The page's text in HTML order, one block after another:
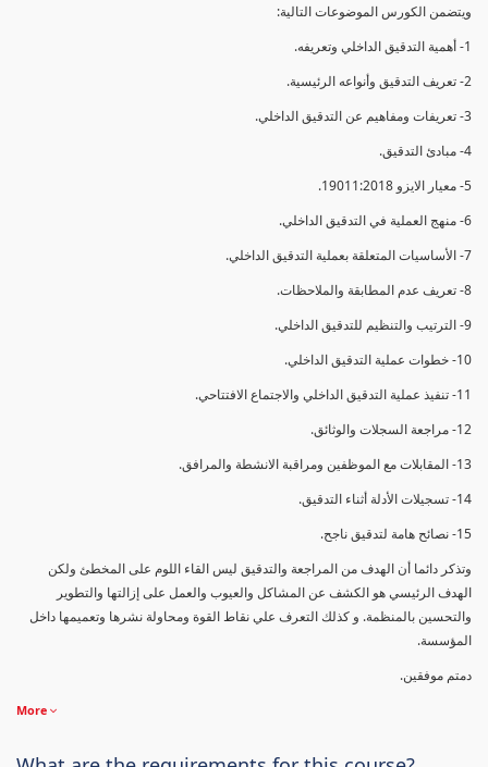
ويتضمن الكورس الموضوعات التالية:
1- أهمية التدقيق الداخلي وتعريفه.
2- تعريف التدقيق وأنواعه الرئيسية.
3- تعريفات ومفاهيم عن التدقيق الداخلي.
4- مبادئ التدقيق.
5- معيار الايزو 19011:2018.
6- منهج العملية في التدقيق الداخلي.
7- الأساسيات المتعلقة بعملية التدقيق الداخلي.
8- تعريف عدم المطابقة والملاحظات.
9- الترتيب والتنظيم للتدقيق الداخلي.
10- خطوات عملية التدقيق الداخلي.
11- تنفيذ عملية التدقيق الداخلي والاجتماع الافتتاحي.
12- مراجعة السجلات والوثائق.
13- المقابلات مع الموظفين ومراقبة الانشطة والمرافق.
14- تسجيلات الأدلة أثناء التدقيق.
15- نصائح هامة لتدقيق ناجح.
وتذكر دائما أن الهدف من المراجعة والتدقيق ليس القاء اللوم على المخطئ ولكن
الهدف الرئيسي هو الكشف عن المشاكل والعيوب والعمل على إزالتها والتطوير
والتحسين بالمنظمة. و كذلك التعرف علي نقاط القوة ومحاولة نشرها وتعميمها داخل
المؤسسة.
دمتم موفقين.
More